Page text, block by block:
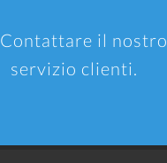
Contattare il nostro
servizio clienti.